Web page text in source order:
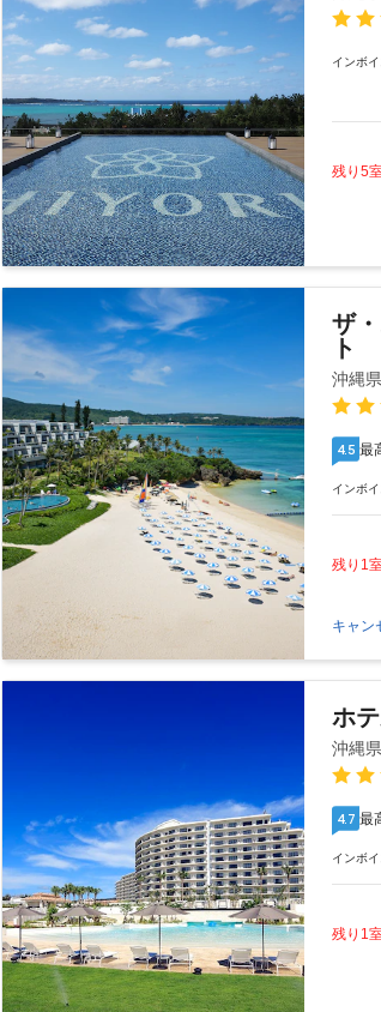
インボ
残り5
ザ
ト
沖縄
4.5 最
インボ
残り1
キャン
ホ
沖縄
4.7 最
インボ
残り1